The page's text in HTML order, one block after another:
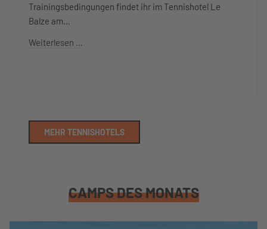
Trainingsbedingungen findet ihr im Tennishotel Le
Balze am...
Weiterlesen …
MEHR TENNISHOTELS
CAMPS DES MONATS